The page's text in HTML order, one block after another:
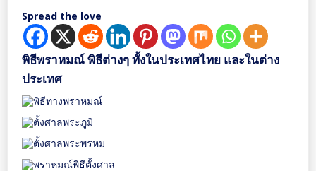
Spread the love
พิธีพราหมณ์ พิธีต่างๆ ทั้งในประเทศไทย และในต่าง
ประเทศ